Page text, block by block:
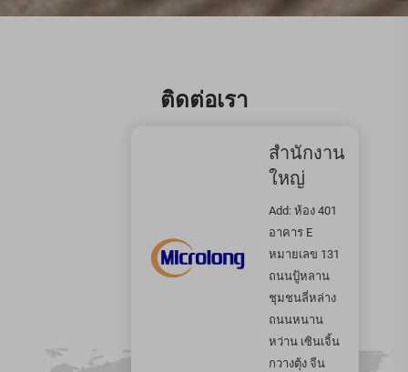
ติดต่อเรา
สำนักงาน
ใหญ่
Add: ห้อง 401
อาคาร E
หมายเลข 131
ถนนปู้หลาน
ชุมชนลี่หล่าง
ถนนหนาน
หว่าน เซินเจิ้น
กวางตุ้ง จีน